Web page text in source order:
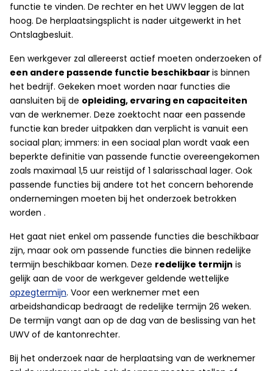
functie te vinden. De rechter en het UWV leggen de lat
hoog. De herplaatsingsplicht is nader uitgewerkt in het
Ontslagbesluit.
Een werkgever zal allereerst actief moeten onderzoeken of
een andere passende functie beschikbaar is binnen
het bedrijf. Gekeken moet worden naar functies die
aansluiten bij de opleiding, ervaring en capaciteiten
van de werknemer. Deze zoektocht naar een passende
functie kan breder uitpakken dan verplicht is vanuit een
sociaal plan; immers: in een sociaal plan wordt vaak een
beperkte definitie van passende functie overeengekomen
zoals maximaal 1,5 uur reistijd of 1 salarisschaal lager. Ook
passende functies bij andere tot het concern behorende
ondernemingen moeten bij het onderzoek betrokken
worden .
Het gaat niet enkel om passende functies die beschikbaar
zijn, maar ook om passende functies die binnen redelijke
termijn beschikbaar komen. Deze redelijke termijn is
gelijk aan de voor de werkgever geldende wettelijke
opzegtermijn. Voor een werknemer met een
arbeidshandicap bedraagt de redelijke termijn 26 weken.
De termijn vangt aan op de dag van de beslissing van het
UWV of de kantonrechter.
Bij het onderzoek naar de herplaatsing van de werknemer